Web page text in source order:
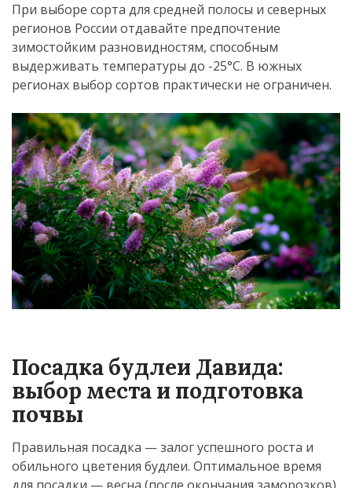
При выборе сорта для средней полосы и северных
регионов России отдавайте предпочтение
зимостойким разновидностям, способным
выдерживать температуры до -25°C. В южных
регионах выбор сортов практически не ограничен.
Посадка будлеи Давида:
выбор места и подготовка
почвы
Правильная посадка — залог успешного роста и
обильного цветения будлеи. Оптимальное время